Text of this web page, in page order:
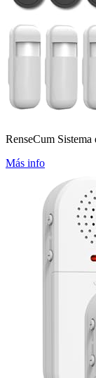
RenseCum
Más info